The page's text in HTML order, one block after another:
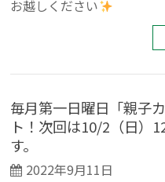
お越しください
毎月第一日曜日「親子
ト！次回は10/2（日）
す。
2022年9月11日